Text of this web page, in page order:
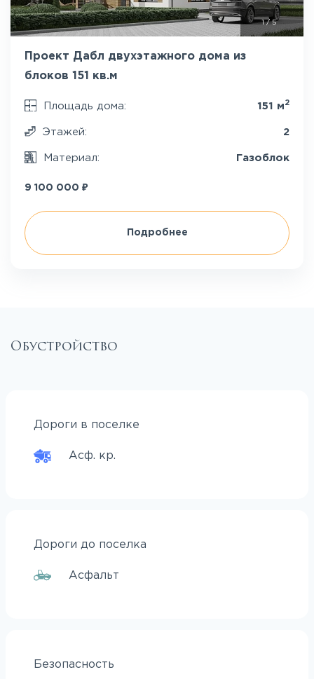
1/5
Проект Дабл двухэтажного дома из
блоков 151 кв.м
Площадь дома: 151 м 2
Этажей: 2
Материал: Газоблок
9 100 000 ₽
Подробнее
Обустройство
Дороги в поселке
Асф. кр.
Дороги до поселка
Асфальт
Безопасность